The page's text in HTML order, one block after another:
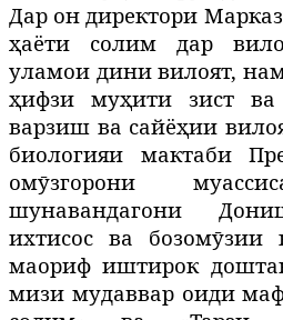
Дар он директори
ҳаёти солим дар
уламои дини вилоят,
ҳифзи муҳити зист ва
варзиш ва сайёҳии
биологияи мактаби
омӯзгорони
шунавандагони
ихтисос ва бозомӯзии
маориф иштирок
мизи мудаввар оиди